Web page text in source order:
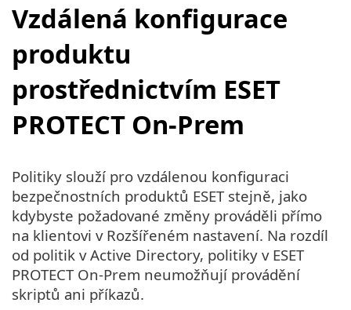
Vzdálená konfigurace
produktu
prostřednictvím ESET
PROTECT On-Prem
Politiky slouží pro vzdálenou konfiguraci
bezpečnostních produktů ESET stejně, jako
kdybyste požadované změny prováděli přímo
na klientovi v Rozšířeném nastavení. Na rozdíl
od politik v Active Directory, politiky v ESET
PROTECT On-Prem neumožňují provádění
skriptů ani příkazů.